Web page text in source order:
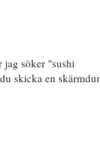
jag söker "sushi
skicka en